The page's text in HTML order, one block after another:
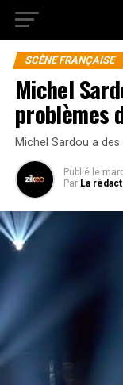
SCÈNE FRANÇAISE
Michel
problèmes
Michel Sardou a
Publié le
Par La